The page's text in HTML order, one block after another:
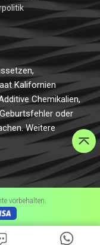
Kalifornien
Chemikalien,
oder
Weitere
vorbehalten.